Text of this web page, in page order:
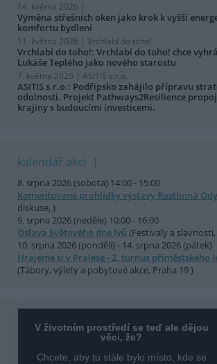
14. května 2026 |
Výměna střešních oken jako krok k vyšší
komfortu bydlení
11. května 2026 | Vrchlabí do toho!
Vrchlabí do toho!: Vrchlabí do toho! chce
Lukáše Teplého jako nového starostu
7. května 2026 | ASITIS s.r.o.
ASITIS s.r.o.: Podřipsko zahájilo přípravu
odolnosti. Projekt Pathways2Resilience
krajiny s budoucími investicemi.
kalendář akcí
8. srpna 2026 (sobota) 14:00 - 15:00
Komentované prohlídky výstavy Rostlinná
diskuse, )
9. srpna 2026 (neděle) 10:00 - 16:00
Oslava Světového dne lvů (Festivaly a slavnosti,
10. srpna 2026 (pondělí) - 14. srpna 2026 (pátek)
Hrajeme si v Pralese - 2. turnus příměstského
(Tábory, výlety a pobytové akce, Praha 19 )